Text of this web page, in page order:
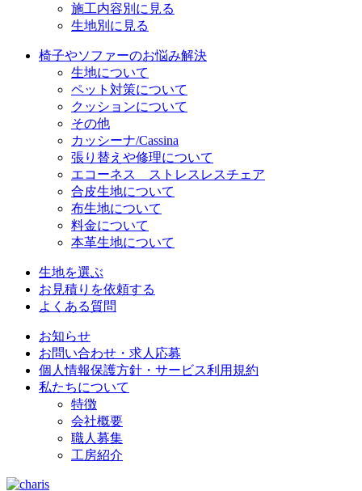
施工内容別に見る
生地別に見る
椅子やソファーのお悩み解決
生地について
ペット対策について
クッションについて
その他
カッシーナ/Cassina
張り替えや修理について
エコーネス ストレスレスチェア
合皮生地について
布生地について
料金について
本革生地について
生地を選ぶ
お見積りを依頼する
よくある質問
お知らせ
お問い合わせ・求人応募
個人情報保護方針・サービス利用規約
私たちについて
特徴
会社概要
職人募集
工房紹介